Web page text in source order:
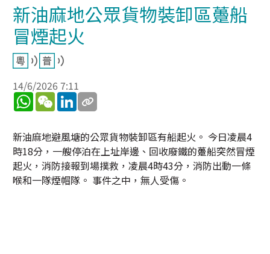
新油麻地公眾貨物裝卸區躉船
冒煙起火
14/6/2026 7:11
WhatsApp
WeChatLinkedIn
新油麻地避風塘的公眾貨物裝卸區有船起火。 今日凌晨4
時18分，一艘停泊在上址岸邊、回收廢鐵的躉船突然冒煙
起火，消防接報到場撲救，凌晨4時43分，消防出動一條
喉和一隊煙帽隊。 事件之中，無人受傷。